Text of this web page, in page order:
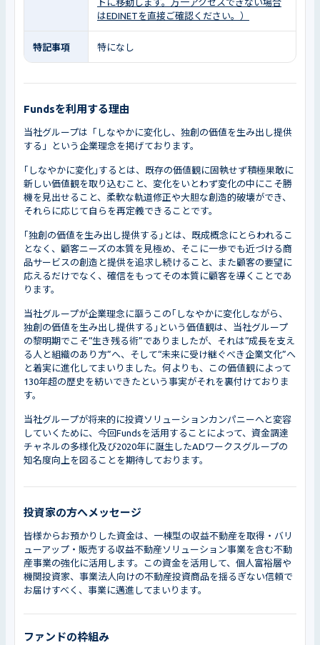
はEDINETを直接ご確認ください。）
特記事項 特になし
Fundsを利用する理由
当社グループは「しなやかに変化し、独創の価値を生み出し提供
する」という企業理念を掲げております。
｢しなやかに変化｣するとは、既存の価値観に固執せず積極果敢に
新しい価値観を取り込むこと、変化をいとわず変化の中にこそ勝
機を見出せること、柔軟な軌道修正や大胆な創造的破壊ができ、
それらに応じて自らを再定義できることです。
｢独創の価値を生み出し提供する｣とは、既成概念にとらわれるこ
となく、顧客ニーズの本質を見極め、そこに一歩でも近づける商
品サービスの創造と提供を追求し続けること、また顧客の要望に
応えるだけでなく、確信をもってその本質に顧客を導くことであ
ります。
当社グループが企業理念に謳うこの｢しなやかに変化しながら、
独創の価値を生み出し提供する｣という価値観は、当社グループ
の黎明期でこそ“生き残る術”でありましたが、それは“成長を支え
る人と組織のあり方”へ、そして“未来に受け継ぐべき企業文化”へ
と着実に進化してまいりました。何よりも、この価値観によって
130年超の歴史を紡いできたという事実がそれを裏付けておりま
す。
当社グループが将来的に投資ソリューションカンパニーへと変容
していくために、今回Fundsを活用することによって、資金調達
チャネルの多様化及び2020年に誕生したADワークスグループの
知名度向上を図ることを期待しております。
投資家の方へメッセージ
皆様からお預かりした資金は、一棟型の収益不動産を取得・バリ
ューアップ・販売する収益不動産ソリューション事業を含む不動
産事業の強化に活用します。この資金を活用して、個人富裕層や
機関投資家、事業法人向けの不動産投資商品を揺るぎない信頼で
お届けすべく、事業に邁進してまいります。
ファンドの枠組み